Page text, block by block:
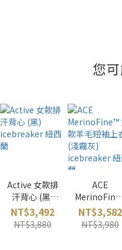
您
Active 女款排
汗背心 (黑)
icebreaker 紐
西蘭
NT$3,492
NT$3,880
ACE
女款羊毛短袖
上衣 (淺霧灰)
icebreaker 紐
NT$3,582
NT$3,980